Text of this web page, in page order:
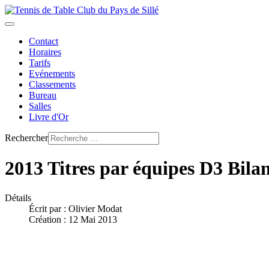
Contact
Horaires
Tarifs
Evénements
Classements
Bureau
Salles
Livre d'Or
Rechercher
2013 Titres par équipes D3
Détails
Écrit par : Olivier Modat
Création : 12 Mai 2013